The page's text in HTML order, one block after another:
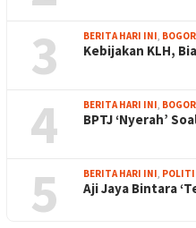
3 BERITA HARI INI,
Kebijakan KLH,
4 BERITA HARI INI,
BPTJ ‘Nyerah’
5 BERITA HARI INI,
Aji Jaya Bintara